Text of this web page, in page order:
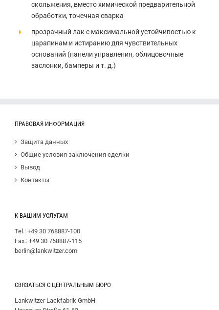
скольжения, вместо химической предварительной
обработки, точечная сварка
прозрачный лак с максимальной устойчивостью к
царапинам и истиранию для чувствительных
оснований (панели управления, облицовочные
заслонки, бамперы и т. д.)
ПРАВОВАЯ ИНФОРМАЦИЯ
Защита данных
Общие условия заключения сделки
Вывод
Контакты
К ВАШИМ УСЛУГАМ
Tel.: +49 30 768887-100
Fax.: +49 30 768887-115
berlin@lankwitzer.com
СВЯЗАТЬСЯ С ЦЕНТРАЛЬНЫМ БЮРО
Lankwitzer Lackfabrik GmbH